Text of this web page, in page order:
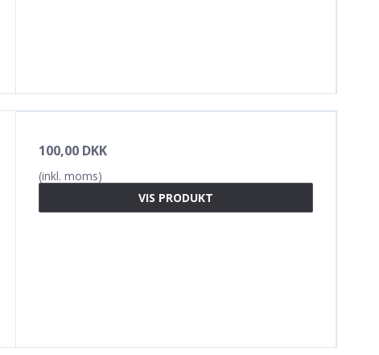
100,00 DKK
(inkl. moms)
VIS PRODUKT